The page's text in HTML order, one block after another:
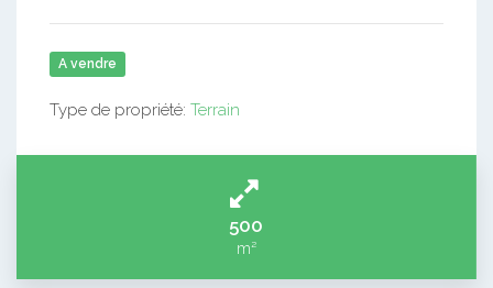
A vendre
Type de propriété: Terrain
500
m²